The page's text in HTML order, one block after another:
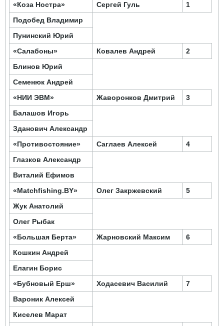
«Коза Ностра»
Сергей Гуль
1
Подобед Владимир
Пунинский Юрий
«Салабоны»
Ковалев Андрей
2
Блинов Юрий
Семенюк Андрей
«НИИ ЭВМ»
Жаворонков Дмитрий
3
Балашов Игорь
Зданович Александр
«Противостояние»
Саглаев Алексей
4
Глазков Александр
Виталий Ефимов
«Matchfishing.BY»
Олег Закржевский
5
Жук Анатолий
Олег Рыбак
«Большая Берта»
Жарновский Максим
6
Кошкин Андрей
Елагин Борис
«Бубновый Ерш»
Ходасевич Василий
7
Вароник Алексей
Киселев Марат